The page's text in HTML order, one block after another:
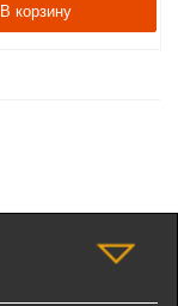
В корзину